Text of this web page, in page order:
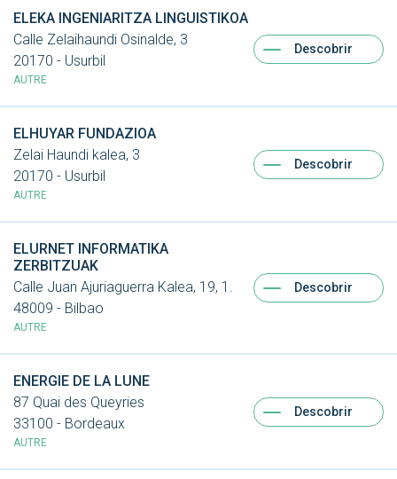
ELEKA INGENIARITZA LINGUISTIKOA
Calle Zelaihaundi Osinalde, 3
20170 - Usurbil
AUTRE
Descobrir
ELHUYAR FUNDAZIOA
Zelai Haundi kalea, 3
20170 - Usurbil
AUTRE
Descobrir
ELURNET INFORMATIKA
ZERBITZUAK
Calle Juan Ajuriaguerra Kalea, 19, 1.
48009 - Bilbao
AUTRE
Descobrir
ENERGIE DE LA LUNE
87 Quai des Queyries
33100 - Bordeaux
AUTRE
Descobrir